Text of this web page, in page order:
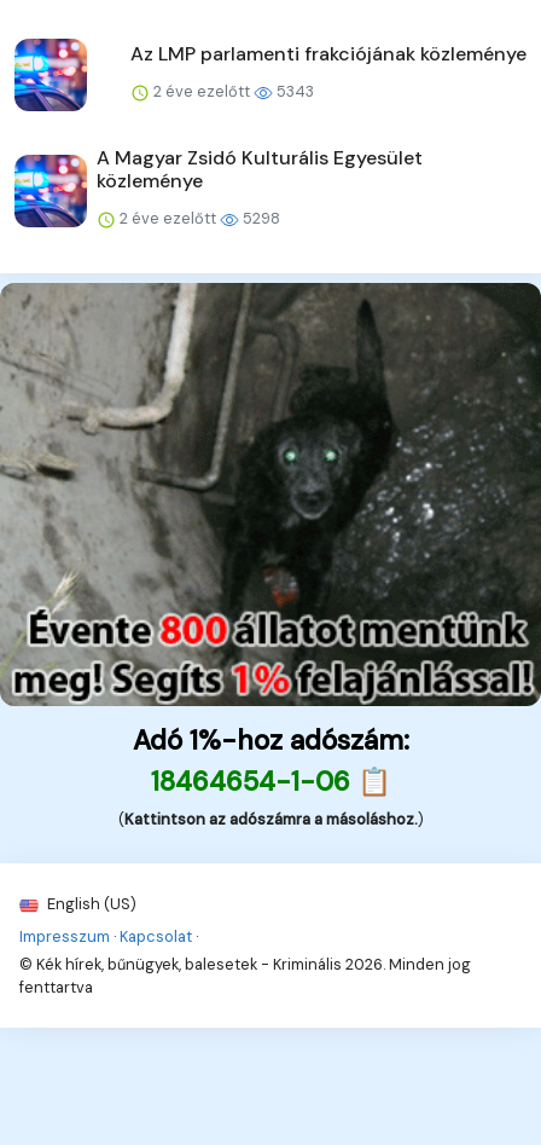
Az LMP parlamenti frakciójának közleménye
2 éve ezelőtt 5343
A Magyar Zsidó Kulturális Egyesület
közleménye
2 éve ezelőtt 5298
Adó 1%-hoz adószám:
18464654-1-06 📋
(Kattintson az adószámra a másoláshoz.)
English (US)
Impresszum ·Kapcsolat ·
© Kék hírek, bűnügyek, balesetek - Kriminális 2026. Minden jog
fenttartva